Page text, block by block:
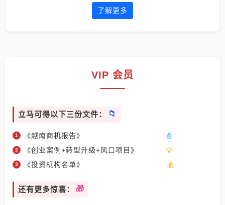
了解更多
VIP 会员
立马可得以下三份文件：
《越南商机报告》
《创业案例+转型升级+风口项目》
《投资机构名单》
还有更多惊喜：